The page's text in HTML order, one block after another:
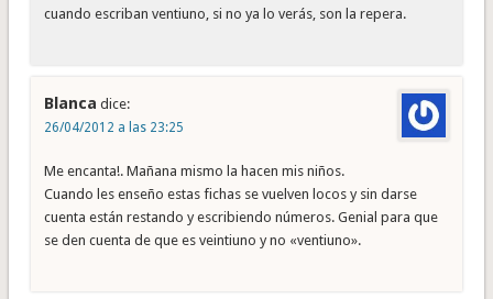
cuando escriban ventiuno, si no ya lo verás, son la repera.
Blanca dice:
26/04/2012 a las 23:25
Me encanta!. Mañana mismo la hacen mis niños.
Cuando les enseño estas fichas se vuelven locos y sin darse
cuenta están restando y escribiendo números. Genial para que
se den cuenta de que es veintiuno y no «ventiuno».